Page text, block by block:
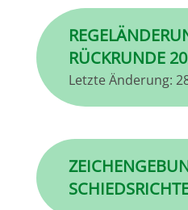
RÜCKRUNDE
Letzte Änderung: